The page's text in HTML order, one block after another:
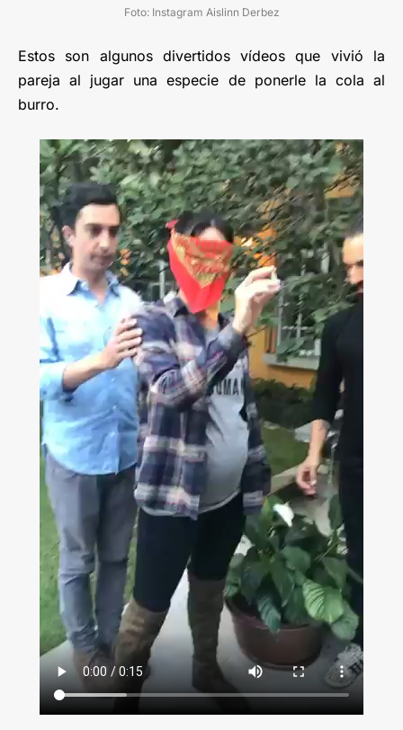
Foto: Instagram Aislinn Derbez
Estos son algunos divertidos vídeos que vivió la
pareja al jugar una especie de ponerle la cola al
burro.